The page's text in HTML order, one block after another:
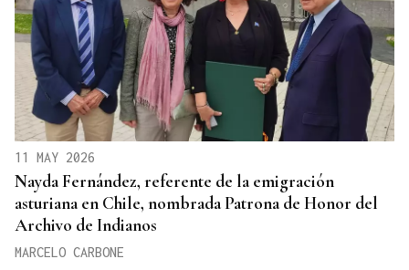
11 MAY 2026
Nayda Fernández, referente de la emigración
asturiana en Chile, nombrada Patrona de Honor del
Archivo de Indianos
MARCELO CARBONE